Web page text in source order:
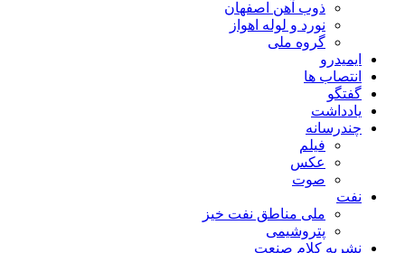
ذوب آهن اصفهان
نورد و لوله اهواز
گروه ملی
ایمیدرو
انتصاب ها
گفتگو
یادداشت
چندرسانه
فیلم
عکس
صوت
نفت
ملی مناطق نفت خیز
پتروشیمی
نشریه کلام صنعت